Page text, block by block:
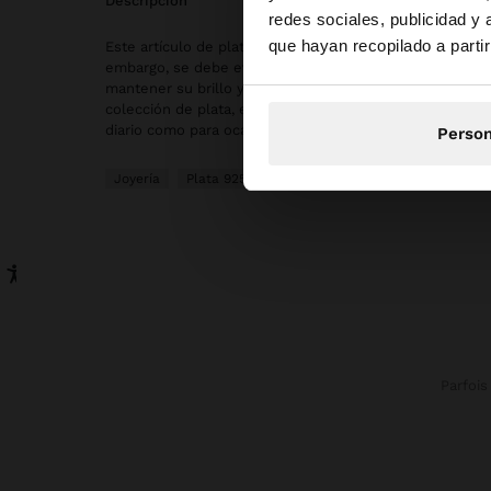
redes sociales, publicidad y
que hayan recopilado a
Estás accediendo a
Este artículo de plata tiene un aspecto elegante y de
embargo, se debe evitar el contacto prolongado con el
mantener su brillo y acabado intactos por mucho
colección de plata, encontrará los accesorios ideales
diario como para ocasiones especiales.
Joyería Plata 925